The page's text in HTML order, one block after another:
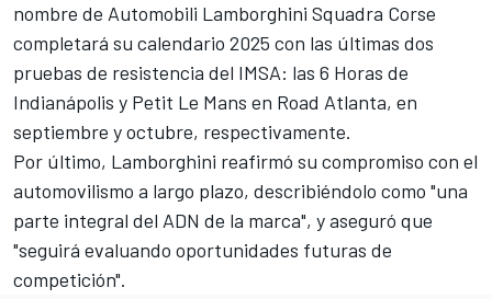
nombre de Automobili Lamborghini Squadra Corse
completará su calendario 2025 con las últimas dos
pruebas de resistencia del IMSA: las 6 Horas de
Indianápolis y Petit Le Mans en Road Atlanta, en
septiembre y octubre, respectivamente.
Por último, Lamborghini reafirmó su compromiso con el
automovilismo a largo plazo, describiéndolo como "una
parte integral del ADN de la marca", y aseguró que
"seguirá evaluando oportunidades futuras de
competición".